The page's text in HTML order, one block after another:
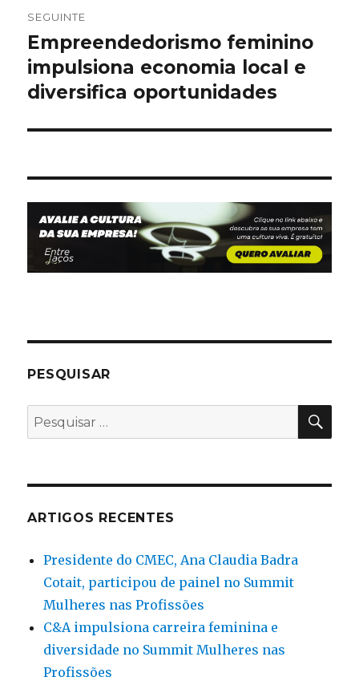
SEGUINTE
Artigo
seguinte:
Empreendedorismo feminino
impulsiona economia local e
diversifica oportunidades
PESQUISAR
Pesquisar
por:
ARTIGOS RECENTES
Presidente do CMEC, Ana Claudia Badra
Cotait, participou de painel no Summit
Mulheres nas Profissões
C&A impulsiona carreira feminina e
diversidade no Summit Mulheres nas
Profissões